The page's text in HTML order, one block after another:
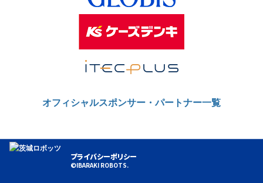
オフィシャルスポンサー・パートナー一覧
プライバシーポリシー
©IBARAKI ROBOTS.